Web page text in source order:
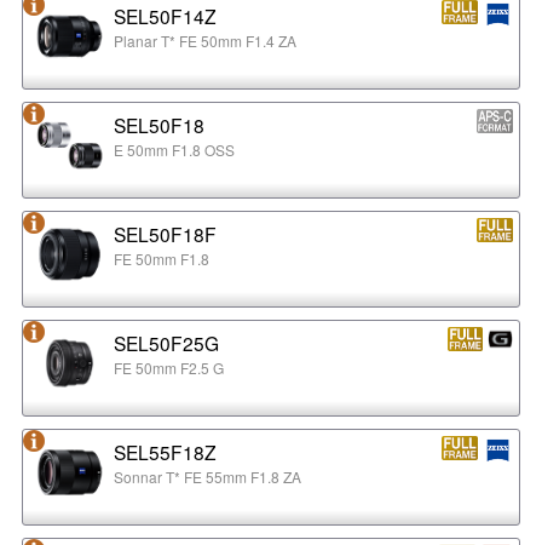
SEL50F14Z
Planar T* FE 50mm F1.4 ZA
SEL50F18
E 50mm F1.8 OSS
SEL50F18F
FE 50mm F1.8
SEL50F25G
FE 50mm F2.5 G
SEL55F18Z
Sonnar T* FE 55mm F1.8 ZA